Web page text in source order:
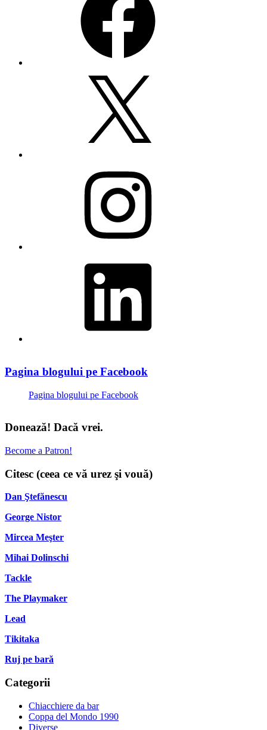
Pagina blogului pe Facebook
Pagina blogului pe Facebook
Donează! Dacă vrei.
Become a Patron!
Citesc (ceea ce vă urez şi vouă)
Dan Ştefănescu
George Nistor
Mircea Meşter
Mihai Dolinschi
Tackle
The Playmaker
Lead
Tikitaka
Ruj pe bară
Categorii
Chiacchiere da bar
Coppa del Mondo 1990
Diverse